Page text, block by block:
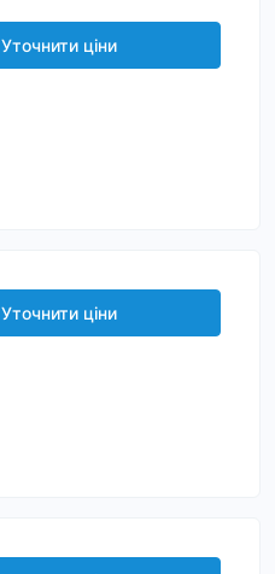
Уточнити ціни
Уточнити ціни